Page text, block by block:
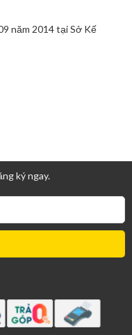
năm 2014 tại Sở Kế
ký ngay.